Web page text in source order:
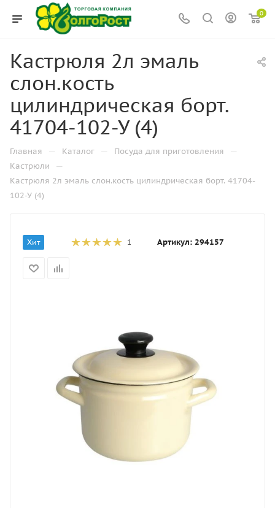
0
Кастрюля 2л эмаль
слон.кость
цилиндрическая борт.
41704-102-У (4)
Главная — Каталог — Посуда для приготовления —
Кастрюли —
Кастрюля 2л эмаль слон.кость цилиндрическая борт. 41704-
102-У (4)
Хит 1 Артикул: 294157